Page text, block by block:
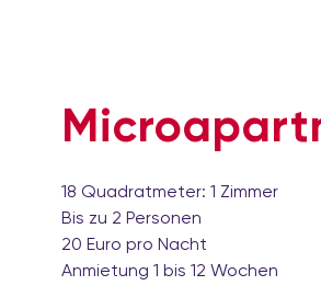
18 Quadratmeter: 1 Zimmer
Bis zu 2 Personen
20 Euro pro Nacht
Anmietung 1 bis 12 Wochen